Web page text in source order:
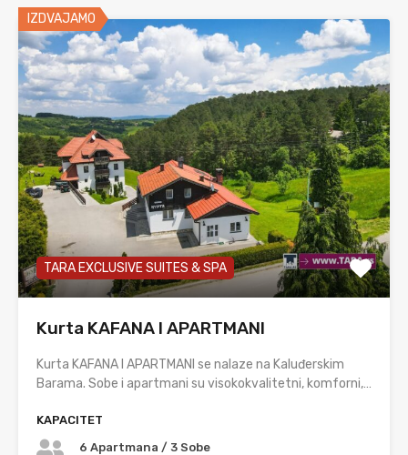
IZDVAJAMO
TARA EXCLUSIVE SUITES & SPA
Kurta KAFANA I APARTMANI
Kurta KAFANA I APARTMANI se nalaze na Kaluđerskim
Barama. Sobe i apartmani su visokokvalitetni, komforni,…
KAPACITET
6 Apartmana / 3 Sobe